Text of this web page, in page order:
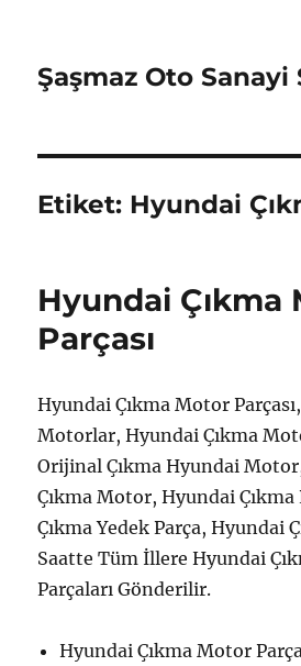
Şaşmaz Oto Sanayi
Etiket: Hyundai
Hyundai Çıkma
Parçası
Hyundai Çıkma Motor
Motorlar, Hyundai Çıkma
Orijinal Çıkma Hyundai
Çıkma Motor, Hyundai
Çıkma Yedek Parça, Hyundai
Saatte Tüm İllere Hyundai
Parçaları Gönderilir.
Hyundai Çıkma Motor